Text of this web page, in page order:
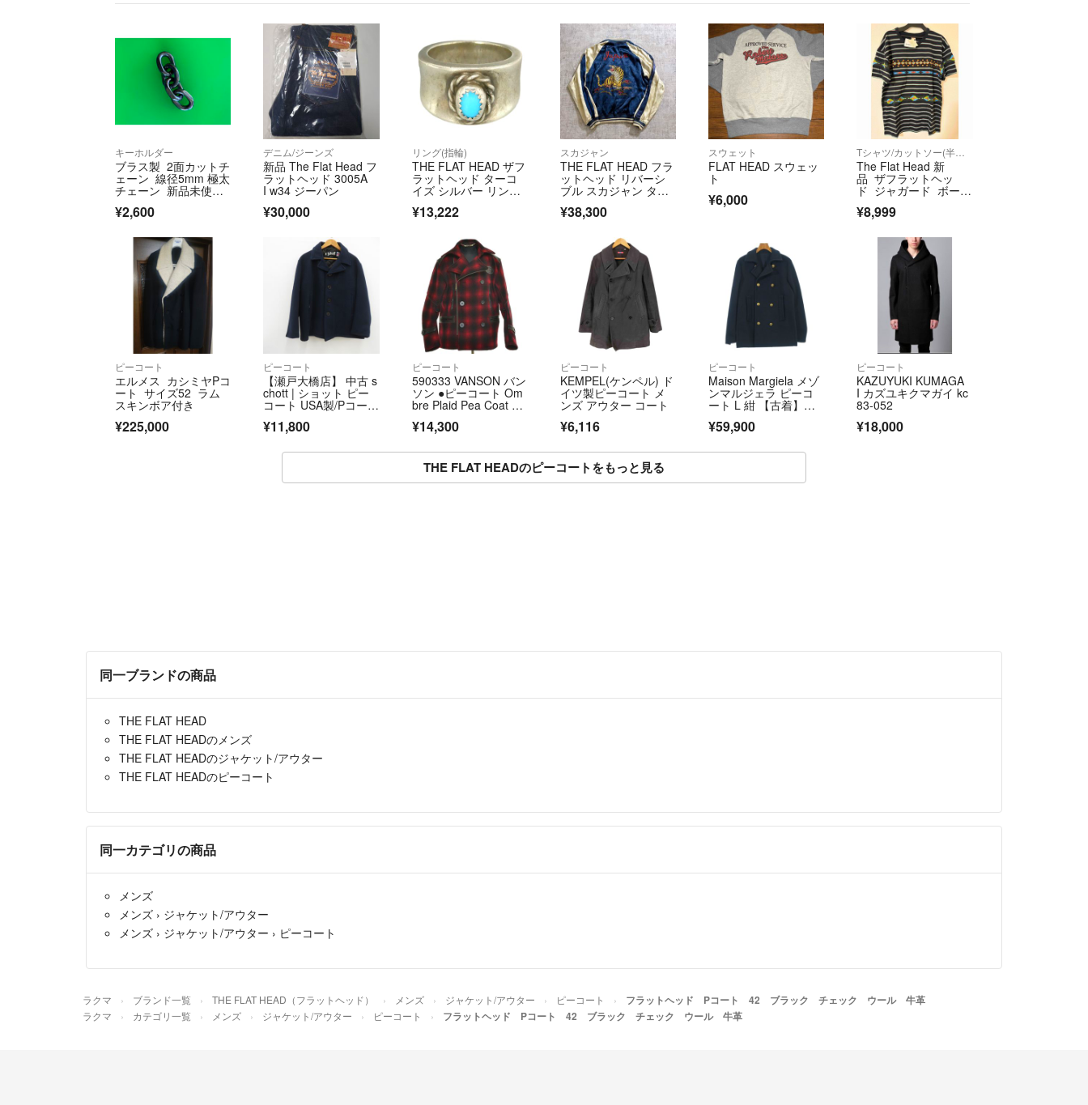
キーホルダー
ブラス製 2面カットチ
ェーン 線径5mm 極太
チェーン 新品未使
¥2,600
デニム/ジーンズ
新品 The Flat Head フ
ラットヘッド 3005A
I w34 ジーパン
¥30,000
リング(指輪)
THE FLAT HEAD ザフ
ラットヘッド ターコ
イズ シルバー リン
ブルー系 約17号【中
¥13,222
スカジャン
THE FLAT HEAD フラ
ットヘッド リバーシ
ブル スカジャン タイ
¥38,300
スウェット
FLAT HEAD スウェッ
ト
¥6,000
Tシャツ/カットソー(半袖/袖なし)
The Flat Head 新
品 ザフラットヘッ
ド ジャガード ボーダ
L
¥8,999
ピーコート
エルメス カシミヤPコ
ート サイズ52 ラム
スキンボア付き
¥225,000
ピーコート
【瀬戸大橋店】 中古 s
chott | ショット ピー
コート USA製/Pコー
ト/内側キルティング 7
36A ネイビー サイ
¥11,800
ピーコート
590333 VANSON バン
ソン ●ピーコート Om
bre Plaid Pea Coat サ
¥14,300
ピーコート
KEMPEL(ケンペル) ド
イツ製ピーコート メ
ンズ アウター コート
¥6,116
ピーコート
Maison Margiela メゾ
ンマルジェラ ピーコ
ート L 紺 【古着】
【中古】【送料無料】
¥59,900
ピーコート
KAZUYUKI KUMAGA
I カズユキクマガイ kc
83-052
¥18,000
THE FLAT HEADのピーコートをもっと見る
同一ブランドの商品
THE FLAT HEAD
THE FLAT HEADのメンズ
THE FLAT HEADのジャケット/アウター
THE FLAT HEADのピーコート
同一カテゴリの商品
メンズ
メンズ › ジャケット/アウター
メンズ › ジャケット/アウター › ピーコート
ラクマ ブランド一覧 THE FLAT HEAD（フラットヘッド） メンズ ジャケット/アウター ピーコート フラットヘッド Pコート 42 ブラック チェック ウール 牛革
ラクマ カテゴリ一覧 メンズ ジャケット/アウター ピーコート フラットヘッド Pコート 42 ブラック チェック ウール 牛革